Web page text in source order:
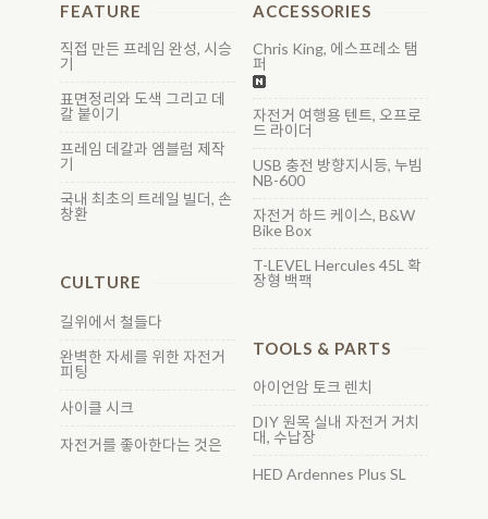
FEATURE
직접 만든 프레임 완성, 시승
기
표면정리와 도색 그리고 데
칼 붙이기
프레임 데칼과 엠블럼 제작
기
국내 최초의 트레일 빌더, 손
창환
CULTURE
길위에서 철들다
완벽한 자세를 위한 자전거
피팅
사이클 시크
자전거를 좋아한다는 것은
ACCESSORIES
Chris King, 에스프레소 탬
퍼
자전거 여행용 텐트, 오프로
드 라이더
USB 충전 방향지시등, 누빔
NB-600
자전거 하드 케이스, B&W
Bike Box
T-LEVEL Hercules 45L 확
장형 백팩
TOOLS & PARTS
아이언암 토크 렌치
DIY 원목 실내 자전거 거치
대, 수납장
HED Ardennes Plus SL